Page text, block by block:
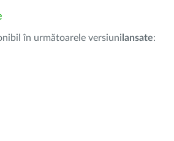
în următoarele versiuni lansate: